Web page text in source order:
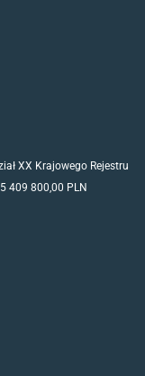
XX Krajowego Rejestru
409 800,00 PLN